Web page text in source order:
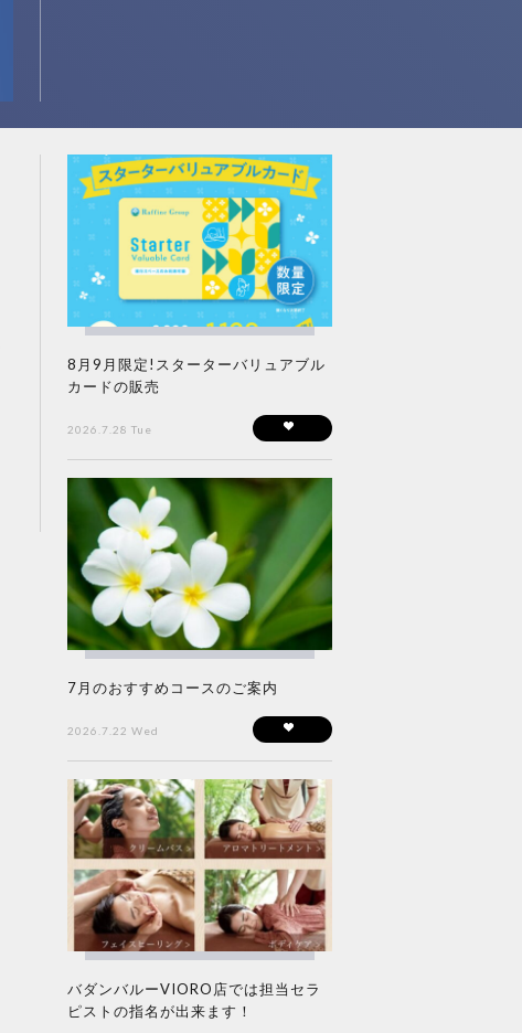
8月9月限定!スターターバリュアブル
カードの販売
2026.7.28 Tue
7月のおすすめコースのご案内
2026.7.22 Wed
バダンバルーVIORO店では担当セラ
ピストの指名が出来ます！